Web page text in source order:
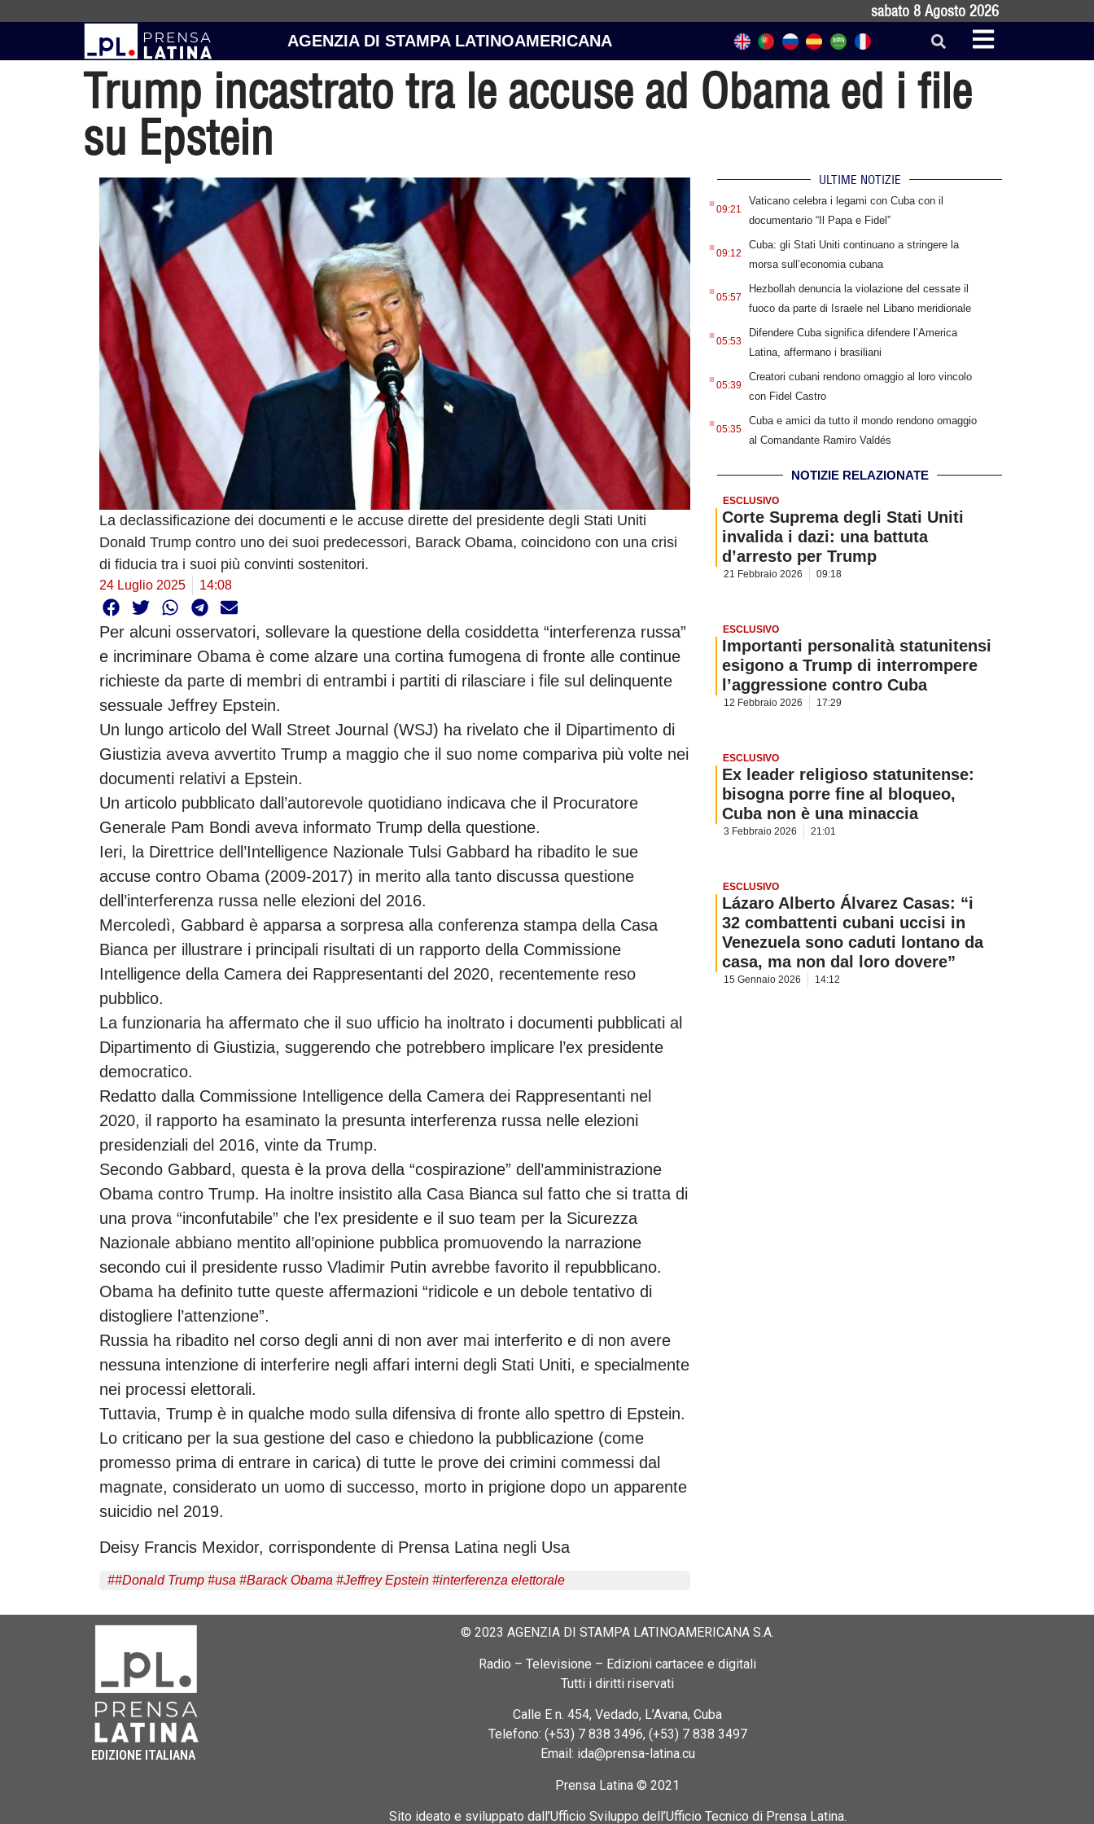
sabato 8 Agosto 2026
AGENZIA DI STAMPA LATINOAMERICANA
Trump incastrato tra le accuse ad Obama ed i file
su Epstein
La declassificazione dei documenti e le accuse dirette del presidente degli Stati Uniti
Donald Trump contro uno dei suoi predecessori, Barack Obama, coincidono con una crisi
di fiducia tra i suoi più convinti sostenitori.
24 Luglio 2025 14:08
Per alcuni osservatori, sollevare la questione della cosiddetta “interferenza russa”
e incriminare Obama è come alzare una cortina fumogena di fronte alle continue
richieste da parte di membri di entrambi i partiti di rilasciare i file sul delinquente
sessuale Jeffrey Epstein.
Un lungo articolo del Wall Street Journal (WSJ) ha rivelato che il Dipartimento di
Giustizia aveva avvertito Trump a maggio che il suo nome compariva più volte nei
documenti relativi a Epstein.
Un articolo pubblicato dall’autorevole quotidiano indicava che il Procuratore
Generale Pam Bondi aveva informato Trump della questione.
Ieri, la Direttrice dell’Intelligence Nazionale Tulsi Gabbard ha ribadito le sue
accuse contro Obama (2009-2017) in merito alla tanto discussa questione
dell’interferenza russa nelle elezioni del 2016.
Mercoledì, Gabbard è apparsa a sorpresa alla conferenza stampa della Casa
Bianca per illustrare i principali risultati di un rapporto della Commissione
Intelligence della Camera dei Rappresentanti del 2020, recentemente reso
pubblico.
La funzionaria ha affermato che il suo ufficio ha inoltrato i documenti pubblicati al
Dipartimento di Giustizia, suggerendo che potrebbero implicare l’ex presidente
democratico.
Redatto dalla Commissione Intelligence della Camera dei Rappresentanti nel
2020, il rapporto ha esaminato la presunta interferenza russa nelle elezioni
presidenziali del 2016, vinte da Trump.
Secondo Gabbard, questa è la prova della “cospirazione” dell’amministrazione
Obama contro Trump. Ha inoltre insistito alla Casa Bianca sul fatto che si tratta di
una prova “inconfutabile” che l’ex presidente e il suo team per la Sicurezza
Nazionale abbiano mentito all’opinione pubblica promuovendo la narrazione
secondo cui il presidente russo Vladimir Putin avrebbe favorito il repubblicano.
Obama ha definito tutte queste affermazioni “ridicole e un debole tentativo di
distogliere l’attenzione”.
Russia ha ribadito nel corso degli anni di non aver mai interferito e di non avere
nessuna intenzione di interferire negli affari interni degli Stati Uniti, e specialmente
nei processi elettorali.
Tuttavia, Trump è in qualche modo sulla difensiva di fronte allo spettro di Epstein.
Lo criticano per la sua gestione del caso e chiedono la pubblicazione (come
promesso prima di entrare in carica) di tutte le prove dei crimini commessi dal
magnate, considerato un uomo di successo, morto in prigione dopo un apparente
suicidio nel 2019.
Deisy Francis Mexidor, corrispondente di Prensa Latina negli Usa
##Donald Trump #usa #Barack Obama #Jeffrey Epstein #interferenza elettorale
ULTIME NOTIZIE
.09:21
Vaticano celebra i legami con Cuba con il
documentario “Il Papa e Fidel”
.09:12
Cuba: gli Stati Uniti continuano a stringere la
morsa sull’economia cubana
.05:57
Hezbollah denuncia la violazione del cessate il
fuoco da parte di Israele nel Libano meridionale
.05:53
Difendere Cuba significa difendere l’America
Latina, affermano i brasiliani
.05:39
Creatori cubani rendono omaggio al loro vincolo
con Fidel Castro
.05:35
Cuba e amici da tutto il mondo rendono omaggio
al Comandante Ramiro Valdés
NOTIZIE RELAZIONATE
ESCLUSIVO
Corte Suprema degli Stati Uniti
invalida i dazi: una battuta
d’arresto per Trump
21 Febbraio 2026 09:18
ESCLUSIVO
Importanti personalità statunitensi
esigono a Trump di interrompere
l’aggressione contro Cuba
12 Febbraio 2026 17:29
ESCLUSIVO
Ex leader religioso statunitense:
bisogna porre fine al bloqueo,
Cuba non è una minaccia
3 Febbraio 2026 21:01
ESCLUSIVO
Lázaro Alberto Álvarez Casas: “i
32 combattenti cubani uccisi in
Venezuela sono caduti lontano da
casa, ma non dal loro dovere”
15 Gennaio 2026 14:12
EDIZIONE ITALIANA
© 2023 AGENZIA DI STAMPA LATINOAMERICANA S.A.
Radio – Televisione – Edizioni cartacee e digitali
Tutti i diritti riservati
Calle E n. 454, Vedado, L’Avana, Cuba
Telefono: (+53) 7 838 3496, (+53) 7 838 3497
Email: ida@prensa-latina.cu
Prensa Latina © 2021
Sito ideato e sviluppato dall’Ufficio Sviluppo dell’Ufficio Tecnico di Prensa Latina.